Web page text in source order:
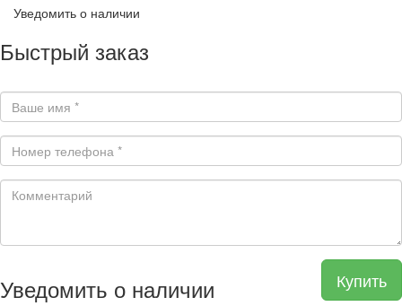
Уведомить о наличии
Быстрый заказ
Купить
Уведомить о наличии